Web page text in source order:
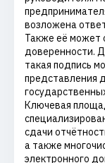
возложена
Также её может
доверенности.
такая подпись
представления
Ключевая
сдачи
а также
электронного